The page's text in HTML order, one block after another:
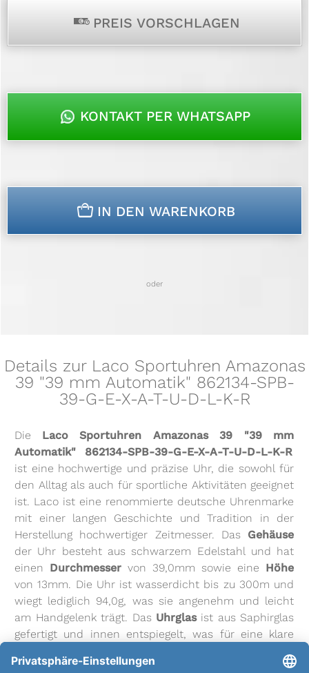
p PREIS VORSCHLAGEN
KONTAKT PER WHATSAPP
n IN DEN WARENKORB
oder
Details zur Laco Sportuhren Amazonas
39 "39 mm Automatik" 862134-SPB-
39-G-E-X-A-T-U-D-L-K-R
Die Laco Sportuhren Amazonas 39 "39 mm
Automatik" 862134-SPB-39-G-E-X-A-T-U-D-L-K-R
ist eine hochwertige und präzise Uhr, die sowohl für
den Alltag als auch für sportliche Aktivitäten geeignet
ist. Laco ist eine renommierte deutsche Uhrenmarke
mit einer langen Geschichte und Tradition in der
Herstellung hochwertiger Zeitmesser. Das Gehäuse
der Uhr besteht aus schwarzem Edelstahl und hat
einen Durchmesser von 39,0mm sowie eine Höhe
von 13mm. Die Uhr ist wasserdicht bis zu 300m und
wiegt lediglich 94,0g, was sie angenehm und leicht
am Handgelenk trägt. Das Uhrglasist aus Saphirglas
gefertigt und innen entspiegelt, was für eine klare
Uhrwerk basiert auf dem Sellita SW 200
und